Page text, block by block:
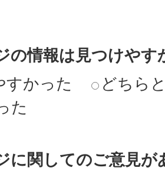
の情報は見つけやす
すかった
どちら
た
に関してのご意見